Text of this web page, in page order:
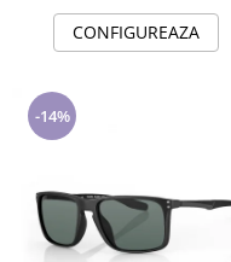
CONFIGUREAZA
-14%